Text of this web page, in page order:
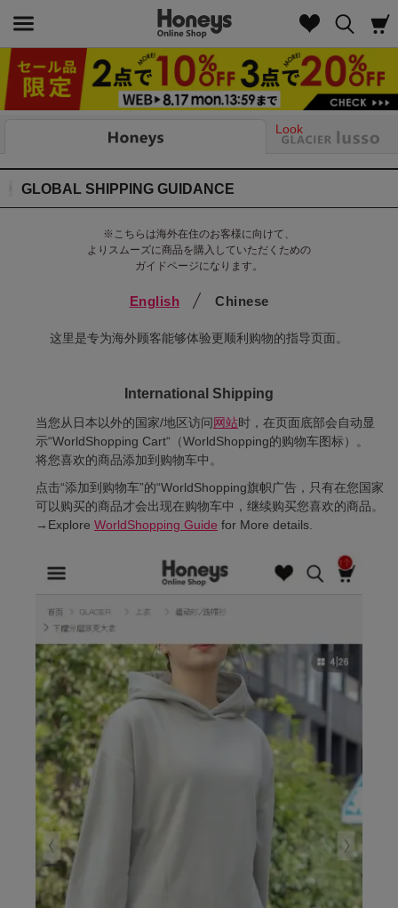
Look
GLOBAL SHIPPING GUIDANCE
※こちらは海外在住のお客様に向けて、
よりスムーズに商品を購入していただくための
ガイドページになります。
English Chinese
这里是专为海外顾客能够体验更顺利购物的指导页面。
International Shipping
当您从日本以外的国家/地区访问网站时，在页面底部会自动显
示“WorldShopping Cart“（WorldShopping的购物车图标）。
将您喜欢的商品添加到购物车中。
点击“添加到购物车”的“WorldShopping旗帜广告，只有在您国家
可以购买的商品才会出现在购物车中，继续购买您喜欢的商品。
→Explore WorldShopping Guide for More details.